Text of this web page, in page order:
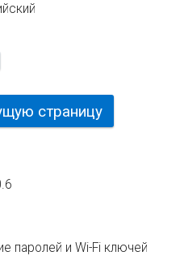
страницу
паролей и Wi-Fi ключей